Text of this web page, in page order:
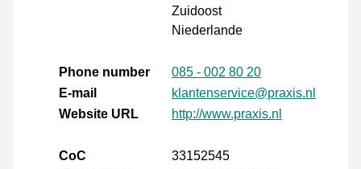
Zuidoost
Niederlande
Phone number
085 - 002 80 20
E-mail
klantenservice@praxis.nl
Website URL
http://www.praxis.nl
CoC
33152545